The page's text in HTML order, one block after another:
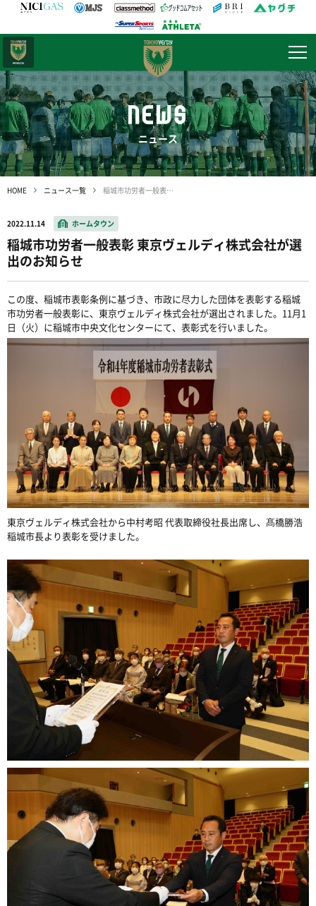
NEWS
ニュース
HOME ニュース一覧 稲城市功労者一般表彰 東京ヴェルディ株式会社が選出のお知らせ
2022.11.14 ホームタウン
稲城市功労者一般表彰 東京ヴェルディ株式会社が選
出のお知らせ
この度、稲城市表彰条例に基づき、市政に尽力した団体を表彰する稲城
市功労者一般表彰に、東京ヴェルディ株式会社が選出されました。11月1
日（火）に稲城市中央文化センターにて、表彰式を行いました。
東京ヴェルディ株式会社から中村考昭 代表取締役社長出席し、髙橋勝浩
稲城市長より表彰を受けました。